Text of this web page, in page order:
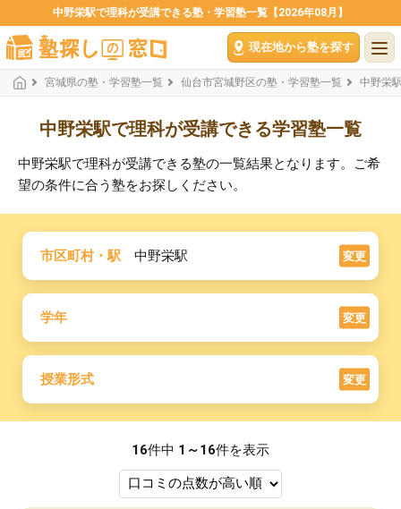
中野栄駅で理科が受講できる塾・学習塾一覧【2026年08月】
現在地から塾を探す
宮城県の塾・学習塾一覧 仙台市宮城野区の塾・学習塾一覧 中野栄
中野栄駅で理科が受講できる学習塾一覧
中野栄駅で理科が受講できる塾の一覧結果となります。ご希
望の条件に合う塾をお探しください。
市区町村・駅 中野栄駅 変更
学年 変更
授業形式 変更
16件中 1～16件を表示